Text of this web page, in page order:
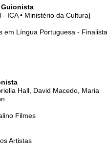
Guionista
ICA • Ministério da Cultura]
em Língua Portuguesa -
Hall, David Macedo, Maria
Filmes
Artistas